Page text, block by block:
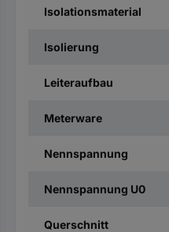
Isolationsmaterial
Isolierung
Leiteraufbau
Meterware
Nennspannung
Nennspannung U0
Querschnitt